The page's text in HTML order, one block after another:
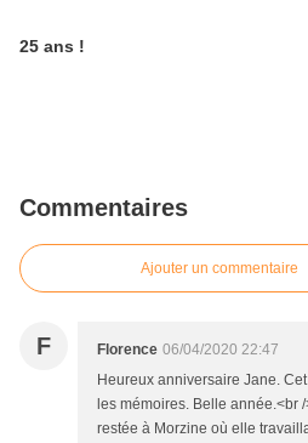
25 ans !
Commentaires
Ajouter un commentaire
F Florence 06/04/2020 22:47
Heureux anniversaire Jane.
les mémoires. Belle année.<br
restée à Morzine où elle